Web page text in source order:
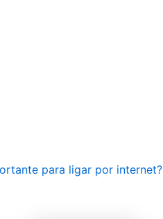
para ligar por internet?